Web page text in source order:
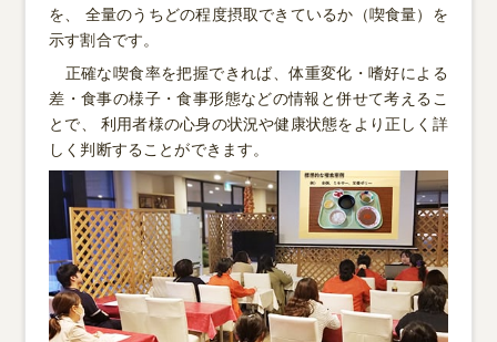
を、 全量のうちどの程度摂取できているか（喫食量）を
示す割合です。
正確な喫食率を把握できれば、体重変化・嗜好による
差・食事の様子・食事形態などの情報と併せて考えるこ
とで、 利用者様の心身の状況や健康状態をより正しく詳
しく判断することができます。